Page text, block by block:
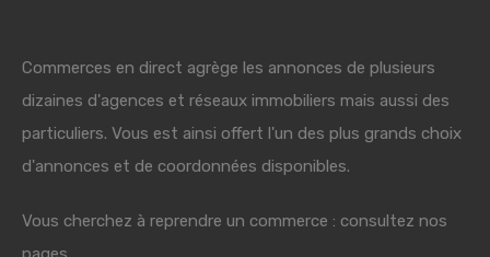
Commerces en direct agrège les annonces de plusieurs
dizaines d'agences et réseaux immobiliers mais aussi des
particuliers. Vous est ainsi offert l'un des plus grands choix
d'annonces et de coordonnées disponibles.
Vous cherchez à reprendre un commerce : consultez nos